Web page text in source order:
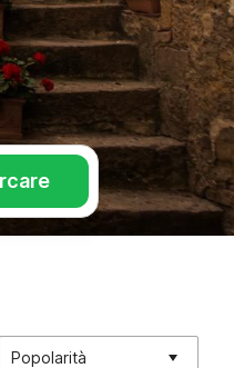
Popolarità